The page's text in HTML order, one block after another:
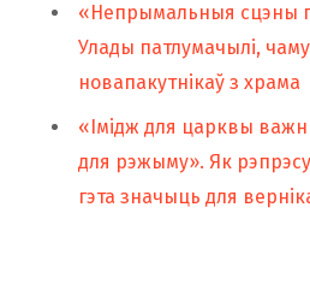
«Непрымальныя сцэны
Улады патлумачылі,
новапакутнікаў з храма
«Імідж для царквы
для рэжыму». Як
гэта значыць для